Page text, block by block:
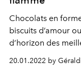
Chocolats en
biscuits d’amour
d’horizon des
belges – sur
marge de la Saint-
20.01.2022 by